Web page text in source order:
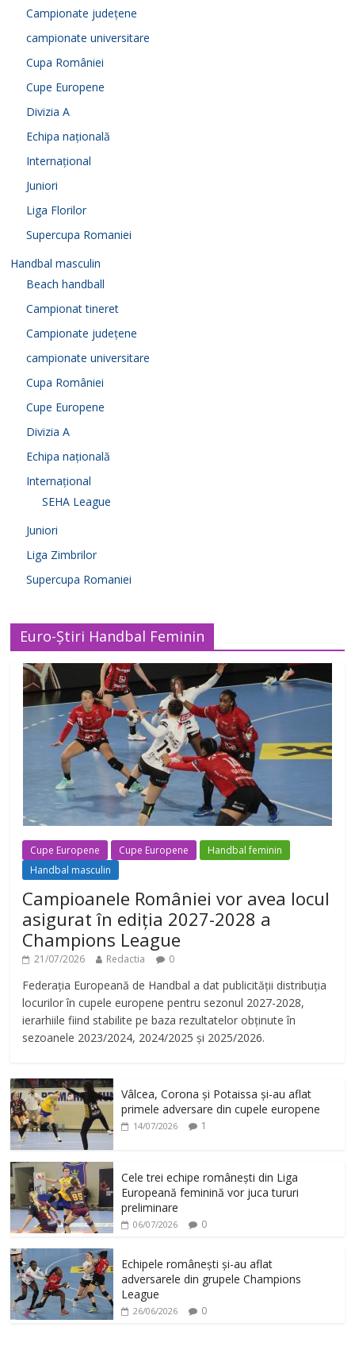
Campionate județene
campionate universitare
Cupa României
Cupe Europene
Divizia A
Echipa națională
Internațional
Juniori
Liga Florilor
Supercupa Romaniei
Handbal masculin
Beach handball
Campionat tineret
Campionate județene
campionate universitare
Cupa României
Cupe Europene
Divizia A
Echipa națională
Internațional
SEHA League
Juniori
Liga Zimbrilor
Supercupa Romaniei
Euro-Știri Handbal Feminin
Cupe Europene Cupe Europene
Handbal feminin
Handbal masculin
Campioanele României vor avea locul
asigurat în ediția 2027-2028 a
Champions League
21/07/2026 Redactia 0
Federația Europeană de Handbal a dat publicității distribuția
locurilor în cupele europene pentru sezonul 2027-2028,
ierarhiile fiind stabilite pe baza rezultatelor obținute în
sezoanele 2023/2024, 2024/2025 și 2025/2026.
Vâlcea, Corona și Potaissa și-au aflat
primele adversare din cupele europene
14/07/2026 1
Cele trei echipe românești din Liga
Europeană feminină vor juca tururi
preliminare
06/07/2026 0
Echipele românești și-au aflat
adversarele din grupele Champions
League
26/06/2026 0